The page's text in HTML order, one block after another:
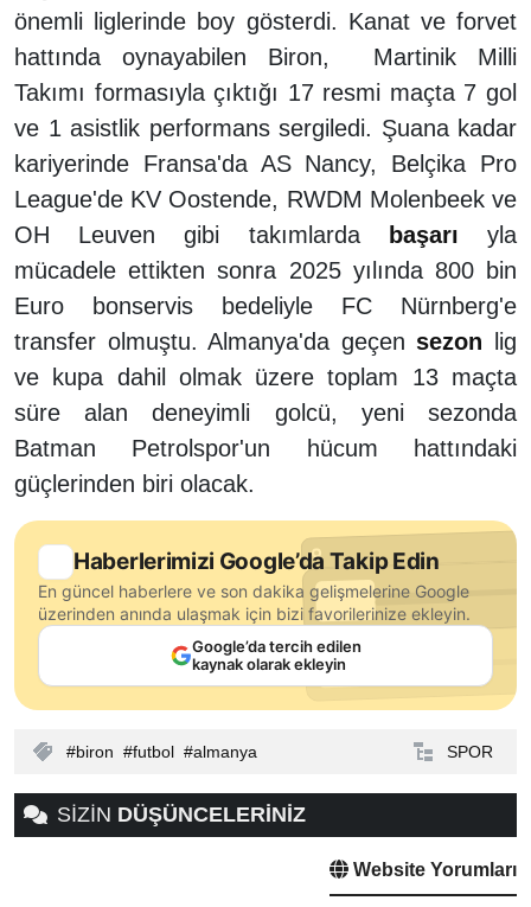
önemli liglerinde boy gösterdi. Kanat ve forvet
hattında oynayabilen Biron, Martinik Milli
Takımı formasıyla çıktığı 17 resmi maçta 7 gol
ve 1 asistlik performans sergiledi. Şuana kadar
kariyerinde Fransa'da AS Nancy, Belçika Pro
League'de KV Oostende, RWDM Molenbeek ve
OH Leuven gibi takımlarda
başarı yla
mücadele ettikten sonra 2025 yılında 800 bin
Euro bonservis bedeliyle FC Nürnberg'e
transfer olmuştu. Almanya'da geçen sezon lig
ve kupa dahil olmak üzere toplam 13 maçta
süre alan deneyimli golcü, yeni sezonda
Batman Petrolspor'un hücum hattındaki
güçlerinden biri olacak.
Haberlerimizi Google’da Takip Edin
En güncel haberlere ve son dakika gelişmelerine Google
üzerinden anında ulaşmak için bizi favorilerinize ekleyin.
Google’da tercih edilen
kaynak olarak ekleyin
biron futbol almanya SPOR
SİZİN DÜŞÜNCELERİNİZ
Website Yorumları